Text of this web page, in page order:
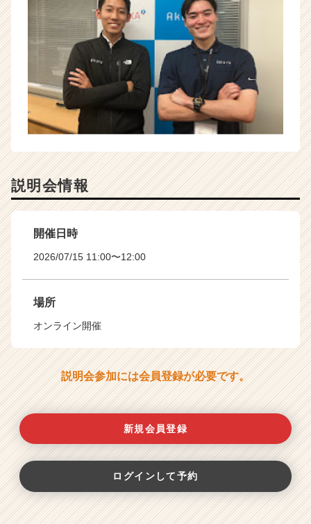
説明会情報
開催日時
2026/07/15 11:00〜12:00
場所
オンライン開催
説明会参加には会員登録が必要です。
新規会員登録
ログインして予約